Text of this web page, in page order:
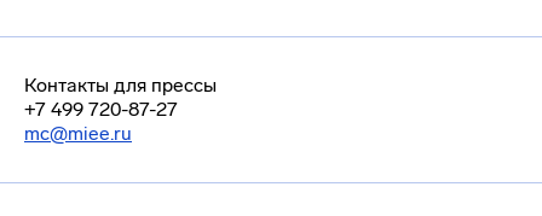
Контакты для прессы
+7 499 720-87-27
mc@miee.ru